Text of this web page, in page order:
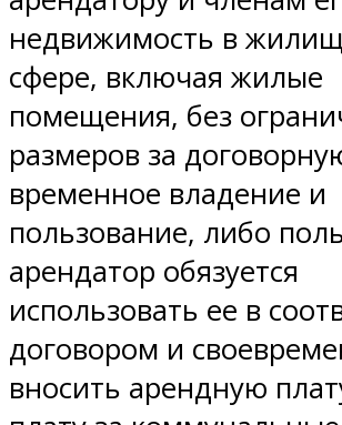
недвижимость в
сфере, включая жилые
помещения, без
размеров за
временное владение и
пользование, либо
арендатор обязуется
использовать ее в
договором и
вносить арендную